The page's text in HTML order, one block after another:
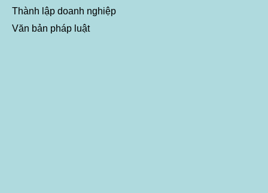
Thành lập doanh nghiệp
Văn bản pháp luật